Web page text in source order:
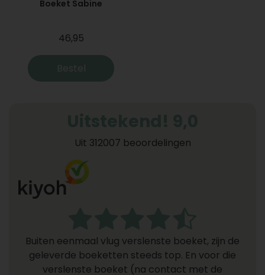
Boeket Sabine
46,95
Bestel
Uit 312007 beoordelingen
Buiten eenmaal vlug verslenste boeket, zijn de
geleverde boeketten steeds top. En voor die
verslenste boeket (na contact met de